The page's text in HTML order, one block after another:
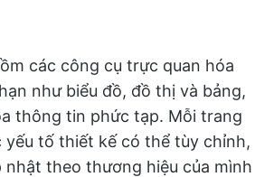
các công cụ trực quan hóa
như biểu đồ, đồ thị và bảng,
thông tin phức tạp. Mỗi trang
yếu tố thiết kế có thể tùy chỉnh,
nhật theo thương hiệu của mình